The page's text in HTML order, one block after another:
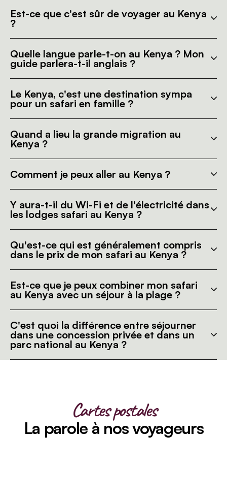
Est-ce que c'est sûr de voyager au Kenya
?
Quelle langue parle-t-on au Kenya ? Mon
guide parlera-t-il anglais ?
Le Kenya, c'est une destination sympa
pour un safari en famille ?
Quand a lieu la grande migration au
Kenya ?
Comment je peux aller au Kenya ?
Y aura-t-il du Wi-Fi et de l'électricité dans
les lodges safari au Kenya ?
Qu'est-ce qui est généralement compris
dans le prix de mon safari au Kenya ?
Est-ce que je peux combiner mon safari
au Kenya avec un séjour à la plage ?
C'est quoi la différence entre séjourner
dans une concession privée et dans un
parc national au Kenya ?
Cartes postales
La parole à nos voyageurs